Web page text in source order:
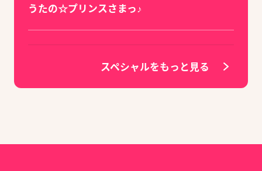
うたの☆プリンスさまっ♪
スペシャルをもっと見る